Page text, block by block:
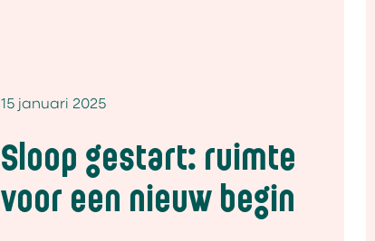
15 januari 2025
Sloop gestart: ruimte
voor een nieuw begin